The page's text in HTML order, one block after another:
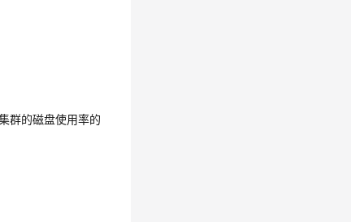
群的磁盘使用率的